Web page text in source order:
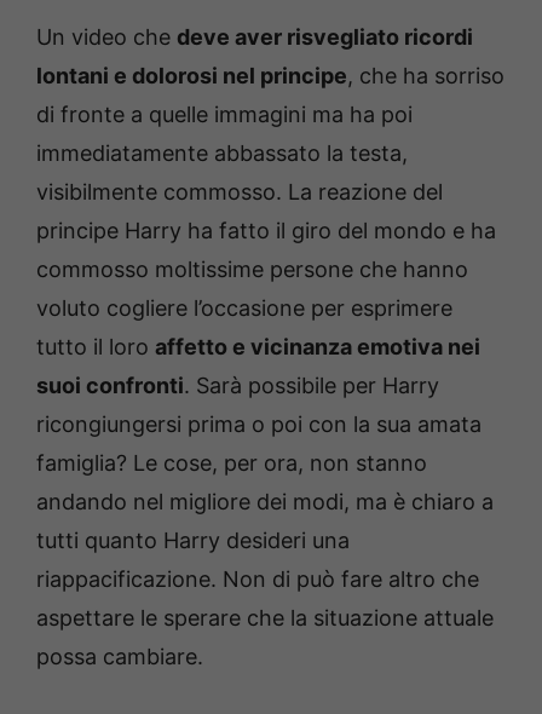
Un video che deve aver risvegliato ricordi
lontani e dolorosi nel principe, che ha sorriso
di fronte a quelle immagini ma ha poi
immediatamente abbassato la testa,
visibilmente commosso. La reazione del
principe Harry ha fatto il giro del mondo e ha
commosso moltissime persone che hanno
voluto cogliere l’occasione per esprimere
tutto il loro affetto e vicinanza emotiva nei
suoi confronti. Sarà possibile per Harry
ricongiungersi prima o poi con la sua amata
famiglia? Le cose, per ora, non stanno
andando nel migliore dei modi, ma è chiaro a
tutti quanto Harry desideri una
riappacificazione. Non di può fare altro che
aspettare le sperare che la situazione attuale
possa cambiare.